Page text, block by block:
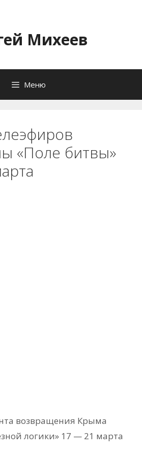
Михеев
Меню
«Поле битвы»
возвращения Крыма
логики» 17 — 21 марта